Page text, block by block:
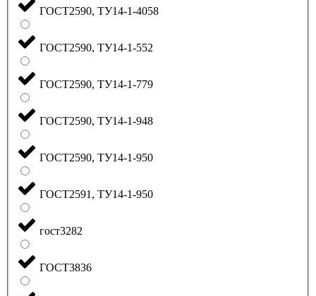
ГОСТ2590, ТУ14-1-4058
ГОСТ2590, ТУ14-1-552
ГОСТ2590, ТУ14-1-779
ГОСТ2590, ТУ14-1-948
ГОСТ2590, ТУ14-1-950
ГОСТ2591, ТУ14-1-950
гост3282
ГОСТ3836